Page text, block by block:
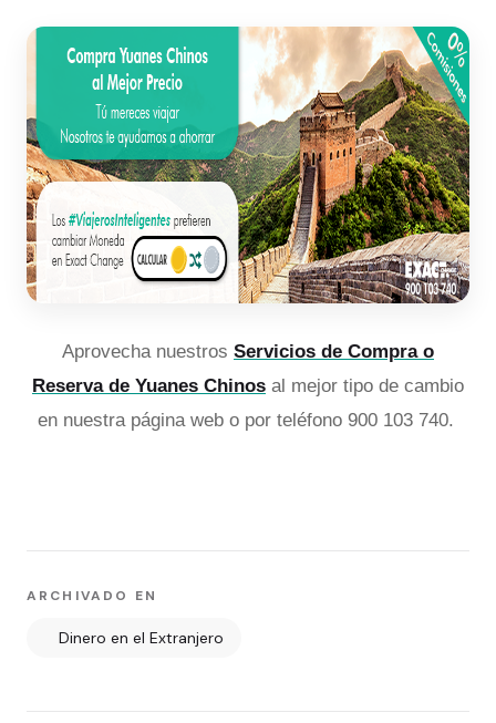
Aprovecha nuestros Servicios de Compra o
Reserva de Yuanes Chinos al mejor tipo de cambio
en nuestra página web o por teléfono 900 103 740.
ARCHIVADO EN
Dinero en el Extranjero